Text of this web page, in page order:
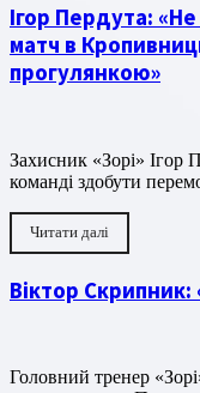
Ігор Пердута:
матч в
прогулянкою»
Захисник «Зорі» Ігор Пердута розповів, що допомогло його
команді здобути
Читати далі
Віктор
Головний тренер «Зорі» Віктор Скрипник прокоментував